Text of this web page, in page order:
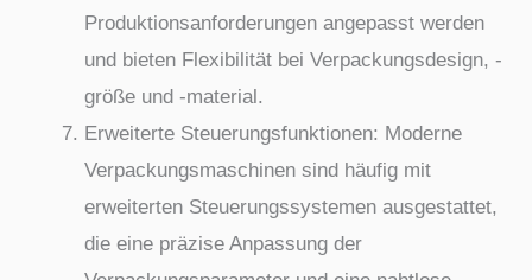
Produktionsanforderungen angepasst werden
und bieten Flexibilität bei Verpackungsdesign, -
größe und -material.
Erweiterte Steuerungsfunktionen: Moderne
Verpackungsmaschinen sind häufig mit
erweiterten Steuerungssystemen ausgestattet,
die eine präzise Anpassung der